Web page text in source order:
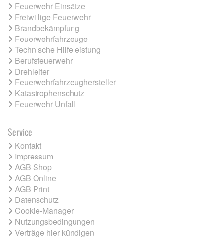
Feuerwehr Einsätze
Freiwillige Feuerwehr
Brandbekämpfung
Feuerwehrfahrzeuge
Technische Hilfeleistung
Berufsfeuerwehr
Drehleiter
Feuerwehrfahrzeughersteller
Katastrophenschutz
Feuerwehr Unfall
Service
Kontakt
Impressum
AGB Shop
AGB Online
AGB Print
Datenschutz
Cookie-Manager
Nutzungsbedingungen
Verträge hier kündigen